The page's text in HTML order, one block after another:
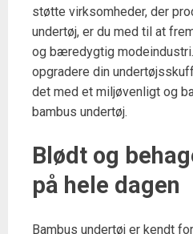
støtte virksomheder, der
undertøj, er du med til at
og bæredygtig
opgradere din
det med et miljøvenligt og
bambus undertøj.
Blødt og
på hele dagen
Bambus undertøj er kendt